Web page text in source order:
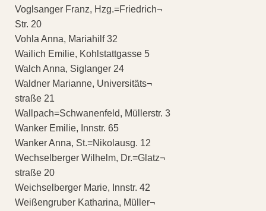
Voglsanger Franz, Hzg.=Friedrich¬
Str. 20
Vohla Anna, Mariahilf 32
Wailich Emilie, Kohlstattgasse 5
Walch Anna, Siglanger 24
Waldner Marianne, Universitäts¬
straße 21
Wallpach=Schwanenfeld, Müllerstr. 3
Wanker Emilie, Innstr. 65
Wanker Anna, St.=Nikolausg. 12
Wechselberger Wilhelm, Dr.=Glatz¬
straße 20
Weichselberger Marie, Innstr. 42
Weißengruber Katharina, Müller¬